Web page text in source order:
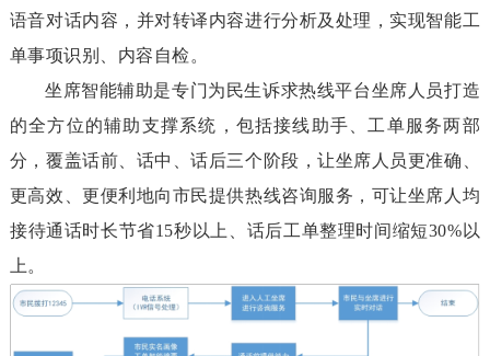
语音对话内容，并对转译内容进行分析及处理，实现智能工
单事项识别、内容自检。
坐席智能辅助是专门为民生诉求热线平台坐席人员打造
的全方位的辅助支撑系统，包括接线助手、工单服务两部
分，覆盖话前、话中、话后三个阶段，让坐席人员更准确、
更高效、更便利地向市民提供热线咨询服务，可让坐席人均
接待通话时长节省15秒以上、话后工单整理时间缩短30%以
上。